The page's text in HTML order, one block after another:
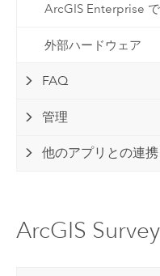
ArcGIS Enterprise
外部ハードウェア
FAQ
管理
他のアプリとの連携
ArcGIS